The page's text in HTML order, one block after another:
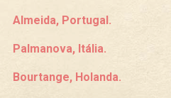
Almeida, Portugal.
Palmanova, Itália.
Bourtange, Holanda.